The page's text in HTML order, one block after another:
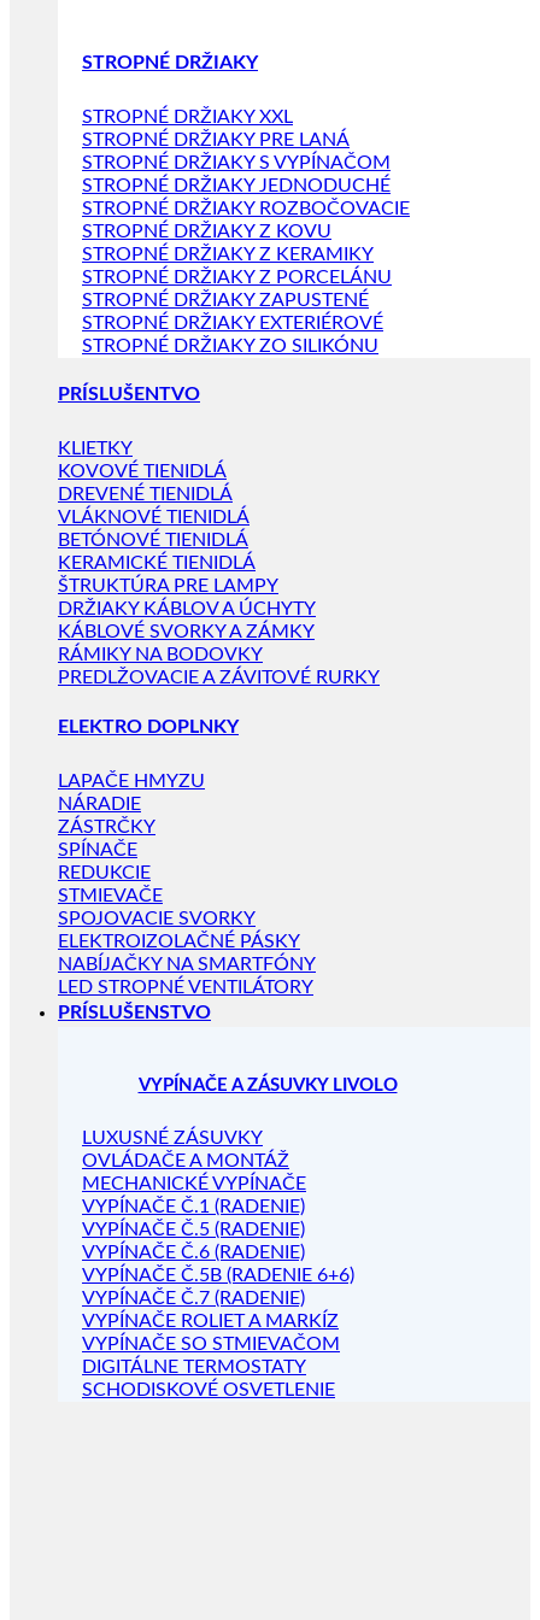
STROPNÉ DRŽIAKY
STROPNÉ DRŽIAKY XXL
STROPNÉ DRŽIAKY PRE LANÁ
STROPNÉ DRŽIAKY S VYPÍNAČOM
STROPNÉ DRŽIAKY JEDNODUCHÉ
STROPNÉ DRŽIAKY ROZBOČOVACIE
STROPNÉ DRŽIAKY Z KOVU
STROPNÉ DRŽIAKY Z KERAMIKY
STROPNÉ DRŽIAKY Z PORCELÁNU
STROPNÉ DRŽIAKY ZAPUSTENÉ
STROPNÉ DRŽIAKY EXTERIÉROVÉ
STROPNÉ DRŽIAKY ZO SILIKÓNU
PRÍSLUŠENTVO
KLIETKY
KOVOVÉ TIENIDLÁ
DREVENÉ TIENIDLÁ
VLÁKNOVÉ TIENIDLÁ
BETÓNOVÉ TIENIDLÁ
KERAMICKÉ TIENIDLÁ
ŠTRUKTÚRA PRE LAMPY
DRŽIAKY KÁBLOV A ÚCHYTY
KÁBLOVÉ SVORKY A ZÁMKY
RÁMIKY NA BODOVKY
PREDLŽOVACIE A ZÁVITOVÉ RURKY
ELEKTRO DOPLNKY
LAPAČE HMYZU
NÁRADIE
ZÁSTRČKY
SPÍNAČE
REDUKCIE
STMIEVAČE
SPOJOVACIE SVORKY
ELEKTROIZOLAČNÉ PÁSKY
NABÍJAČKY NA SMARTFÓNY
LED STROPNÉ VENTILÁTORY
PRÍSLUŠENSTVO
VYPÍNAČE A ZÁSUVKY LIVOLO
LUXUSNÉ ZÁSUVKY
OVLÁDAČE A MONTÁŽ
MECHANICKÉ VYPÍNAČE
VYPÍNAČE Č.1 (RADENIE)
VYPÍNAČE Č.5 (RADENIE)
VYPÍNAČE Č.6 (RADENIE)
VYPÍNAČE Č.5B (RADENIE 6+6)
VYPÍNAČE Č.7 (RADENIE)
VYPÍNAČE ROLIET A MARKÍZ
VYPÍNAČE SO STMIEVAČOM
DIGITÁLNE TERMOSTATY
SCHODISKOVÉ OSVETLENIE